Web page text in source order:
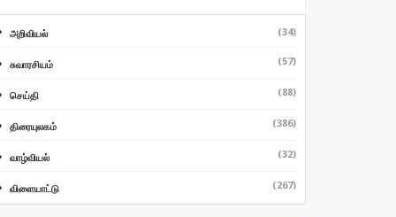
அறிவியல் (34)
சுவாரசியம் (57)
செய்தி (88)
திரையுலகம் (386)
வாழ்வியல் (32)
விளையாட்டு (267)